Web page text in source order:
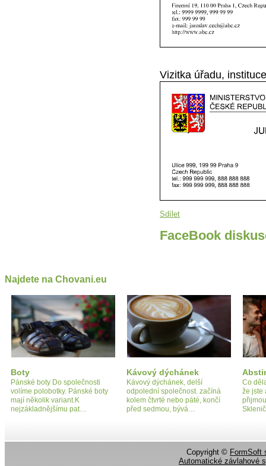
Vizitka úřadu, instituce
Sdílet
FaceBook
Najdete na Chovani.eu
Boty
Pánské boty Do společnosti
volíme polobotky. Pánské boty
mají několik variant.K
nejzákladnějšímu pat…
Kávový dýchánek
Kávový dýchánek, delší
odpolední společnost. začíná
kolem čtvrté nebo páté, končí
před sedmou, bývá…
Co
že jste
Copyright © FormSoft
Automatické závlahové